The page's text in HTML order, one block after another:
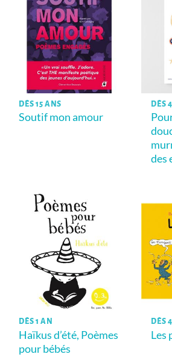
DÈS 15 ANS
Soutif mon amour
DÈS
des
DÈS 1 AN
Haïkus d’été, Poèmes
pour bébés
DÈS
Les